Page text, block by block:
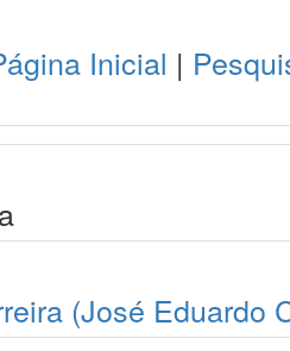
Inicial |
(José Eduardo